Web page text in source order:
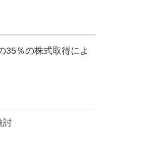
35％の株式取得によ
討